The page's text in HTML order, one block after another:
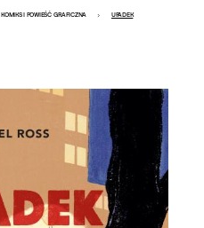
KOMIKS I POWIEŚĆ GRAFICZNA UPADEK